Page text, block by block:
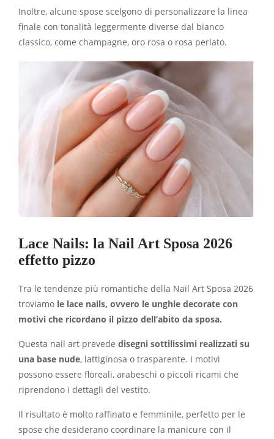
Inoltre, alcune spose scelgono di personalizzare la linea
finale con tonalità leggermente diverse dal bianco
classico, come champagne, oro rosa o rosa perlato.
Lace Nails: la Nail Art Sposa 2026
effetto pizzo
Tra le tendenze più romantiche della Nail Art Sposa 2026
troviamo le lace nails, ovvero le unghie decorate con
motivi che ricordano il pizzo dell’abito da sposa.
Questa nail art prevede disegni sottilissimi realizzati su
una base nude, lattiginosa o trasparente. I motivi
possono essere floreali, arabeschi o piccoli ricami che
riprendono i dettagli del vestito.
Il risultato è molto raffinato e femminile, perfetto per le
spose che desiderano coordinare la manicure con il